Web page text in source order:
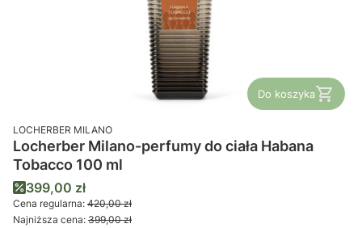
Do koszyka
PRODUCENT
LOCHERBER MILANO
Locherber Milano-perfumy do ciała Habana
Tobacco 100 ml
Cena promocyjna
399,00 zł
Cena regularna: 420,00 zł
Najniższa cena: 399,00 zł